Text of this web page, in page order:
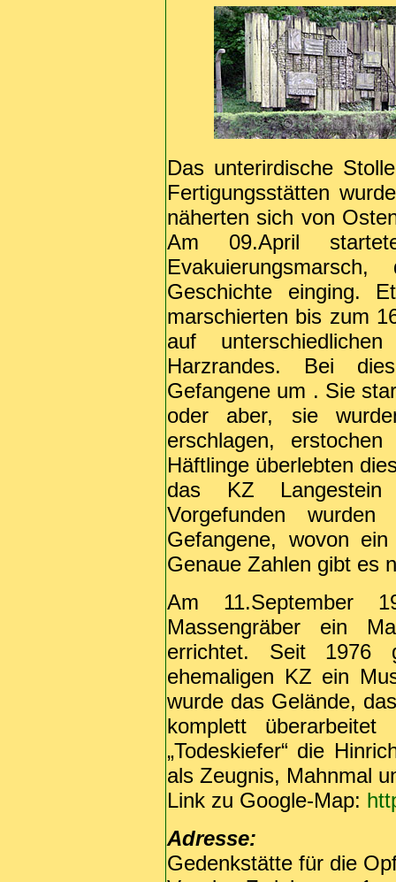
Das unterirdische
Fertigungsstätten
näherten sich von
Am 09.April
Geschichte einging.
marschierten bis zum
auf
Harzrandes. Bei
Gefangene um . Sie
oder aber, sie
erschlagen,
Häftlinge überlebten
das KZ
Vorgefunden
Gefangene, wovon
Genaue Zahlen gibt es
Am
Massengräber ein
errichtet. Seit
ehemaligen KZ ein
wurde das Gelände,
komplett
„Todeskiefer“ die
als Zeugnis, Mahnmal
Link zu Google-Map:
Adresse:
Gedenkstätte für die